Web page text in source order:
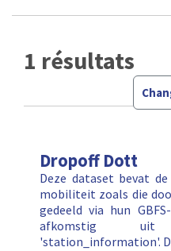
1 résultats
Dropoff Dott
Deze dataset bevat
mobiliteit zoals die
gedeeld via hun
afkomstig
'station_information'.